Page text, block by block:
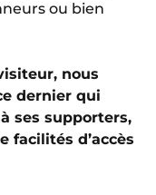
ou bien
nous
dernier qui
ses supporters,
facilités d’accès